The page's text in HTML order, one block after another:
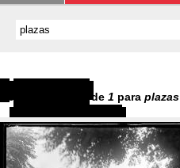
de 1 para plazas